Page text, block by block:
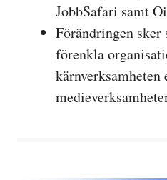
JobbSafari samt
Förändringen
förenkla